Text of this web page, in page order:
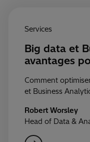
Services
Big data et
avantages
Comment
et Business
Robert Worsley
Head of Data &